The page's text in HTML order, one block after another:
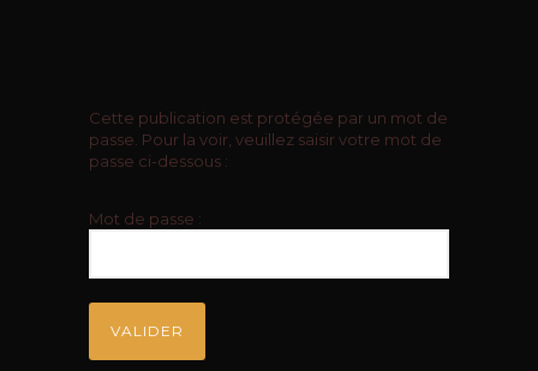
Cette publication est protégée par un mot de
passe. Pour la voir, veuillez saisir votre mot de
passe ci-dessous :
Mot de passe :